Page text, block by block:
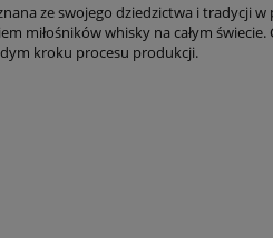
ze swojego dziedzictwa i tradycji w
miłośników whisky na całym
kroku procesu produkcji.